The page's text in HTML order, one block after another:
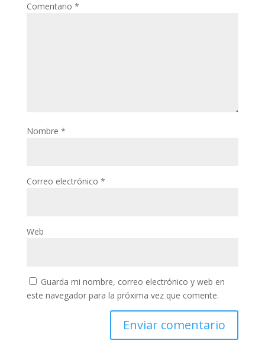
Comentario *
Nombre *
Correo electrónico *
Web
Guarda mi nombre, correo electrónico y web en
este navegador para la próxima vez que comente.